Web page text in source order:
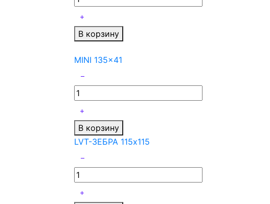
В корзину
MINI 135x41
В корзину
LVT-ЗЕБРА 115x115